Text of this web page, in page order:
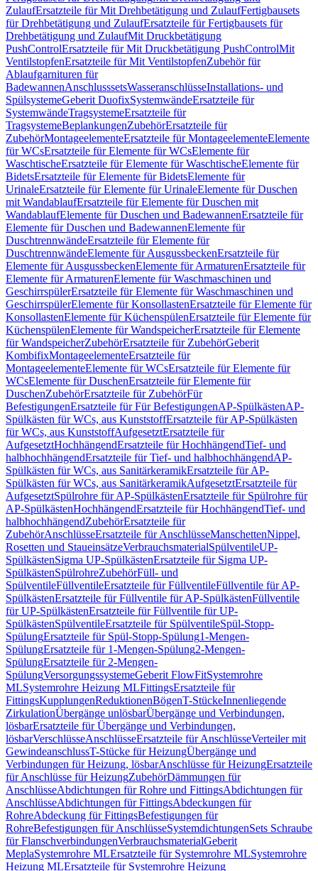
ZulaufErsatzteile für Mit Drehbetätigung und ZulaufFertigbausets
für Drehbetätigung und ZulaufErsatzteile für Fertigbausets für
Drehbetätigung und ZulaufMit Druckbetätigung
PushControlErsatzteile für Mit Druckbetätigung PushControlMit
VentilstopfenErsatzteile für Mit VentilstopfenZubehör für
Ablaufgarnituren für
BadewannenAnschlusssetsWasseranschlüsseInstallations- und
SpülsystemeGeberit DuofixSystemwändeErsatzteile für
SystemwändeTragsystemeErsatzteile für
TragsystemeBeplankungenZubehörErsatzteile für
ZubehörMontageelementeErsatzteile für MontageelementeElemente
für WCsErsatzteile für Elemente für WCsElemente für
WaschtischeErsatzteile für Elemente für WaschtischeElemente für
BidetsErsatzteile für Elemente für BidetsElemente für
UrinaleErsatzteile für Elemente für UrinaleElemente für Duschen
mit WandablaufErsatzteile für Elemente für Duschen mit
WandablaufElemente für Duschen und BadewannenErsatzteile für
Elemente für Duschen und BadewannenElemente für
DuschtrennwändeErsatzteile für Elemente für
DuschtrennwändeElemente für AusgussbeckenErsatzteile für
Elemente für AusgussbeckenElemente für ArmaturenErsatzteile für
Elemente für ArmaturenElemente für Waschmaschinen und
GeschirrspülerErsatzteile für Elemente für Waschmaschinen und
GeschirrspülerElemente für KonsollastenErsatzteile für Elemente für
KonsollastenElemente für KüchenspülenErsatzteile für Elemente für
KüchenspülenElemente für WandspeicherErsatzteile für Elemente
für WandspeicherZubehörErsatzteile für ZubehörGeberit
KombifixMontageelementeErsatzteile für
MontageelementeElemente für WCsErsatzteile für Elemente für
WCsElemente für DuschenErsatzteile für Elemente für
DuschenZubehörErsatzteile für ZubehörFür
BefestigungenErsatzteile für Für BefestigungenAP-SpülkästenAP-
Spülkästen für WCs, aus KunststoffErsatzteile für AP-Spülkästen
für WCs, aus KunststoffAufgesetztErsatzteile für
AufgesetztHochhängendErsatzteile für HochhängendTief- und
halbhochhängendErsatzteile für Tief- und halbhochhängendAP-
Spülkästen für WCs, aus SanitärkeramikErsatzteile für AP-
Spülkästen für WCs, aus SanitärkeramikAufgesetztErsatzteile für
AufgesetztSpülrohre für AP-SpülkästenErsatzteile für Spülrohre für
AP-SpülkästenHochhängendErsatzteile für HochhängendTief- und
halbhochhängendZubehörErsatzteile für
ZubehörAnschlüsseErsatzteile für AnschlüsseManschettenNippel,
Rosetten und StaueinsätzeVerbrauchsmaterialSpülventileUP-
SpülkästenSigma UP-SpülkästenErsatzteile für Sigma UP-
SpülkästenSpülrohreZubehörFüll- und
SpülventileFüllventileErsatzteile für FüllventileFüllventile für AP-
SpülkästenErsatzteile für Füllventile für AP-SpülkästenFüllventile
für UP-SpülkästenErsatzteile für Füllventile für UP-
SpülkästenSpülventileErsatzteile für SpülventileSpül-Stopp-
SpülungErsatzteile für Spül-Stopp-Spülung1-Mengen-
SpülungErsatzteile für 1-Mengen-Spülung2-Mengen-
SpülungErsatzteile für 2-Mengen-
SpülungVersorgungssystemeGeberit FlowFitSystemrohre
MLSystemrohre Heizung MLFittingsErsatzteile für
FittingsKupplungenReduktionenBögenT-StückeInnenliegende
ZirkulationÜbergänge unlösbarÜbergänge und Verbindungen,
lösbarErsatzteile für Übergänge und Verbindungen,
lösbarVerschlüsseAnschlüsseErsatzteile für AnschlüsseVerteiler mit
GewindeanschlussT-Stücke für HeizungÜbergänge und
Verbindungen für Heizung, lösbarAnschlüsse für HeizungErsatzteile
für Anschlüsse für HeizungZubehörDämmungen für
AnschlüsseAbdichtungen für Rohre und FittingsAbdichtungen für
AnschlüsseAbdichtungen für FittingsAbdeckungen für
RohreAbdeckung für FittingsBefestigungen für
RohreBefestigungen für AnschlüsseSystemdichtungenSets Schraube
für FlanschverbindungenVerbrauchsmaterialGeberit
MeplaSystemrohre MLErsatzteile für Systemrohre MLSystemrohre
Heizung MLErsatzteile für Systemrohre Heizung